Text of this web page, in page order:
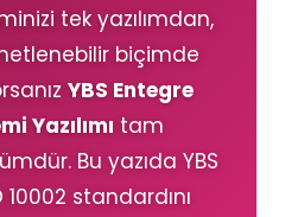
tek yazılımdan,
biçimde
YBS Entegre
Yazılımı tam
Bu yazıda YBS
10002 standardını